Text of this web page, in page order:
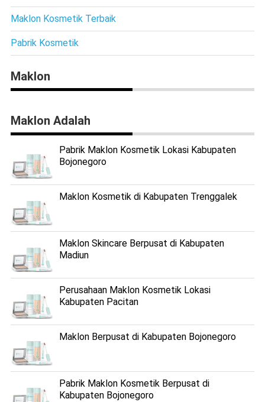
Maklon Kosmetik Terbaik
Pabrik Kosmetik
Maklon
Maklon Adalah
Pabrik Maklon Kosmetik Lokasi Kabupaten
Bojonegoro
Maklon Kosmetik di Kabupaten Trenggalek
Maklon Skincare Berpusat di Kabupaten
Madiun
Perusahaan Maklon Kosmetik Lokasi
Kabupaten Pacitan
Maklon Berpusat di Kabupaten Bojonegoro
Pabrik Maklon Kosmetik Berpusat di
Kabupaten Bojonegoro